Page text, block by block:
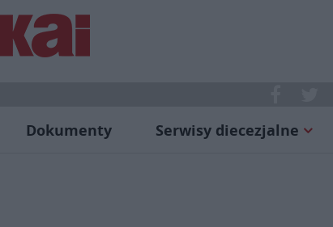
Dokumenty Serwisy diecezjalne